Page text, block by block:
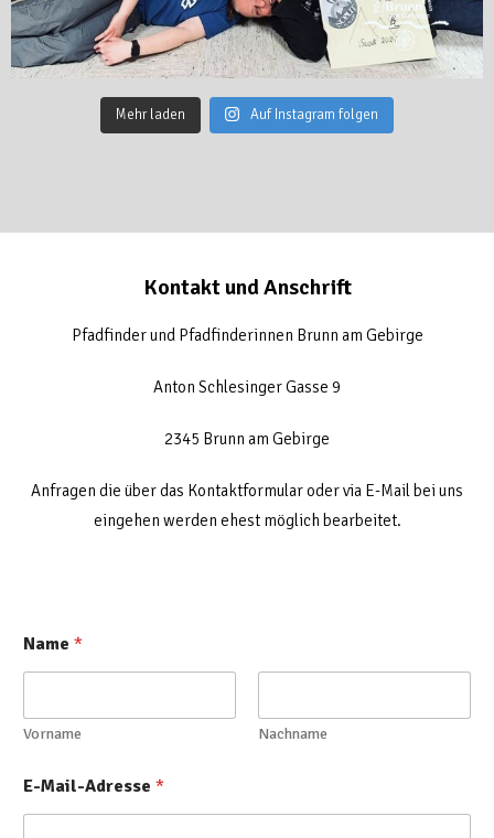
Mehr laden Auf Instagram folgen
Kontakt und Anschrift
Pfadfinder und Pfadfinderinnen Brunn am Gebirge
Anton Schlesinger Gasse 9
2345 Brunn am Gebirge
Anfragen die über das Kontaktformular oder via E-Mail bei uns
eingehen werden ehest möglich bearbeitet.
Name *
Vorname Nachname
E-Mail-Adresse *